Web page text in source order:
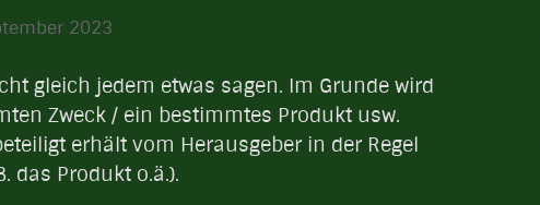
2023
gleich jedem etwas sagen. Im Grunde wird
Zweck / ein bestimmtes Produkt usw.
erhält vom Herausgeber in der Regel
das Produkt o.ä.).